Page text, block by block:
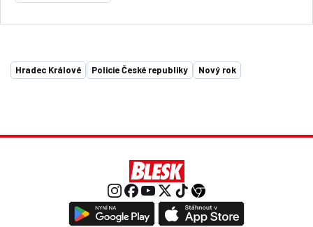
Hradec Králové Policie České republiky Nový rok